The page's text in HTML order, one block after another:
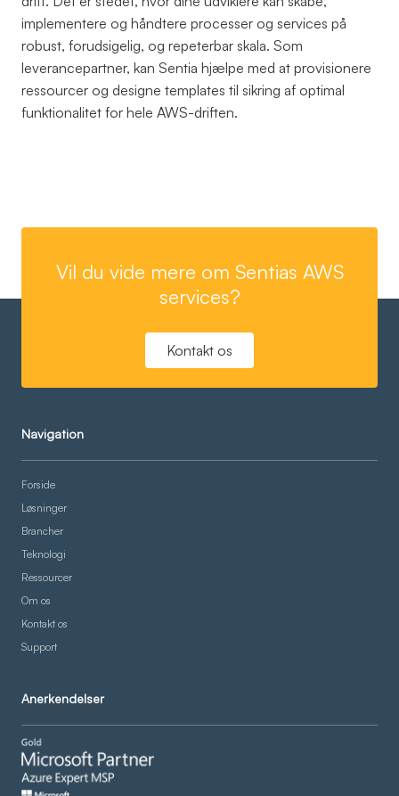
implementere og håndtere processer og services på
robust, forudsigelig, og repeterbar skala. Som
leverancepartner, kan Sentia hjælpe med at provisionere
ressourcer og designe templates til sikring af optimal
funktionalitet for hele AWS-driften.
Vil du vide mere om Sentias AWS
services?
Kontakt os
Navigation
Forside
Løsninger
Brancher
Teknologi
Ressourcer
Om os
Kontakt os
Support
Anerkendelser